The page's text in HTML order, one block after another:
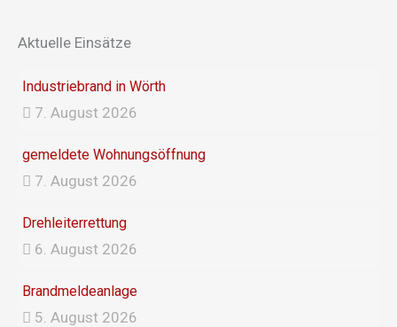
Aktuelle Einsätze
Industriebrand in Wörth
7. August 2026
gemeldete Wohnungsöffnung
7. August 2026
Drehleiterrettung
6. August 2026
Brandmeldeanlage
5. August 2026